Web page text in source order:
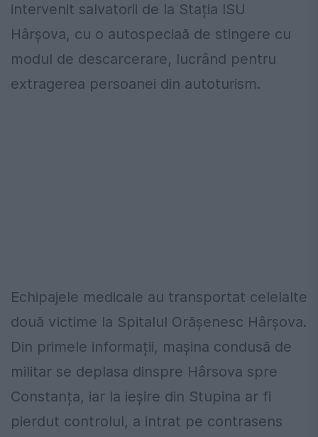
intervenit salvatorii de la Stația ISU
Hârșova, cu o autospeciaă de stingere cu
modul de descarcerare, lucrând pentru
extragerea persoanei din autoturism.
Echipajele medicale au transportat celelalte
două victime la Spitalul Orășenesc Hârșova.
Din primele informații, mașina condusă de
militar se deplasa dinspre Hârsova spre
Constanța, iar la ieșire din Stupina ar fi
pierdut controlul, a intrat pe contrasens